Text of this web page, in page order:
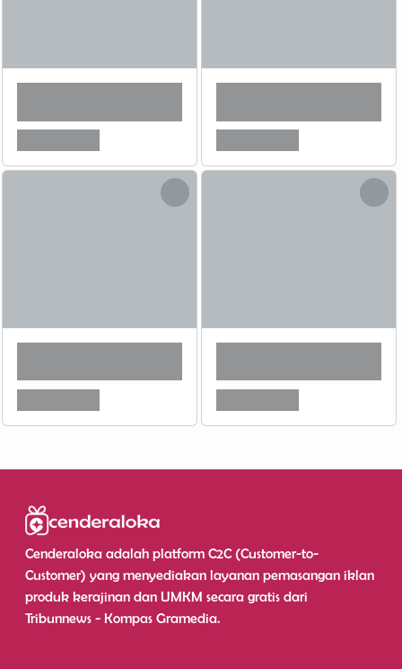
Cenderaloka adalah platform C2C (Customer-to-
Customer) yang menyediakan layanan pemasangan iklan
produk kerajinan dan UMKM secara gratis dari
Tribunnews - Kompas Gramedia.